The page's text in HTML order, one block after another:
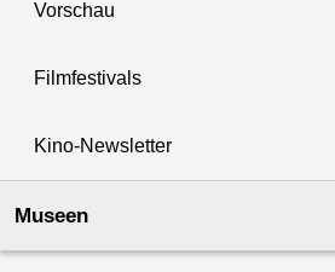
Vorschau
Filmfestivals
Kino-Newsletter
Museen